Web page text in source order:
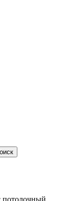
потолочный